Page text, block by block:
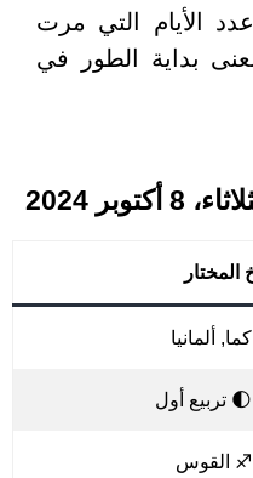
عدد الأيام التي مرت
بداية الطور في
2024
كما, ألمانيا
🌓 تربيع أول
♐ القوس